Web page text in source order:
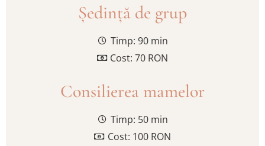
Ședință de grup
Timp: 90 min
Cost: 70 RON
Consilierea mamelor
Timp: 50 min
Cost: 100 RON